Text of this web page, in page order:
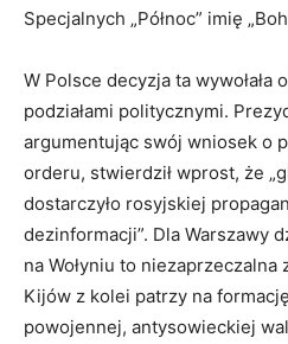
Specjalnych „Północ” imię
W Polsce decyzja ta wywołała
podziałami politycznymi.
argumentując swój wniosek o
orderu, stwierdził wprost, że
dostarczyło rosyjskiej
dezinformacji”. Dla Warszawy
na Wołyniu to
Kijów z kolei patrzy na
powojennej, antysowieckiej